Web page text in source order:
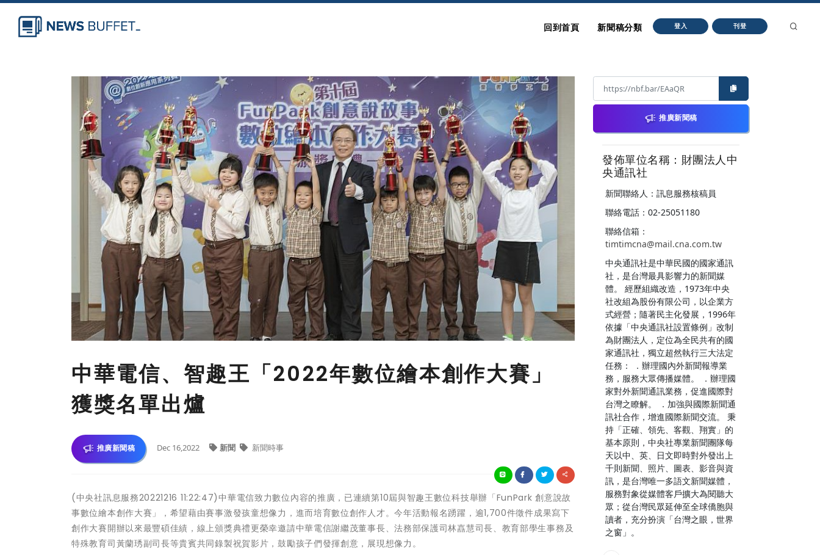
回到首頁 新聞稿分類 登入 刊登
中華電信、智趣王「2022年數位繪本創作大賽」
獲獎名單出爐
推廣新聞稿 Dec 16,2022 新聞 新聞時事
(中央社訊息服務20221216 11:22:47)中華電信致力數位內容的推廣，已連續第10屆與智趣王數位科技舉辦「FunPark 創意說故
事數位繪本創作大賽」，希望藉由賽事激發孩童想像力，進而培育數位創作人才。今年活動報名踴躍，逾1,700件徵件成果寫下
創作大賽開辦以來最豐碩佳績，線上頒獎典禮更榮幸邀請中華電信謝繼茂董事長、法務部保護司林嚞慧司長、教育部學生事務及
特殊教育司黃蘭琇副司長等貴賓共同錄製祝賀影片，鼓勵孩子們發揮創意，展現想像力。
推廣新聞稿
發佈單位名稱：財團法人中
央通訊社
新聞聯絡人：訊息服務核稿員
聯絡電話：02-25051180
聯絡信箱：
timtimcna@mail.cna.com.tw
中央通訊社是中華民國的國家通訊
社，是台灣最具影響力的新聞媒
體。 經歷組織改造，1973年中央
社改組為股份有限公司，以企業方
式經營；隨著民主化發展，1996年
依據「中央通訊社設置條例」改制
為財團法人，定位為全民共有的國
家通訊社，獨立超然執行三大法定
任務： ．辦理國內外新聞報導業
務，服務大眾傳播媒體。 ．辦理國
家對外新聞通訊業務，促進國際對
台灣之瞭解。 ．加強與國際新聞通
訊社合作，增進國際新聞交流。 秉
持「正確、領先、客觀、翔實」的
基本原則，中央社專業新聞團隊每
天以中、英、日文即時對外發出上
千則新聞、照片、圖表、影音與資
訊，是台灣唯一多語文新聞媒體，
服務對象從媒體客戶擴大為閱聽大
眾；從台灣民眾延伸至全球僑胞與
讀者，充分扮演「台灣之眼，世界
之窗」。